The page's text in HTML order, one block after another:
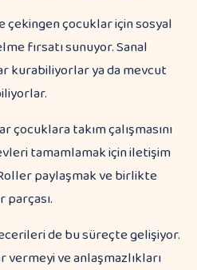
çocuklar için sosyal
fırsatı sunuyor. Sanal
kurabiliyorlar ya da mevcut
takım çalışmasını
tamamlamak için iletişim
paylaşmak ve birlikte
de bu süreçte gelişiyor.
ve anlaşmazlıkları